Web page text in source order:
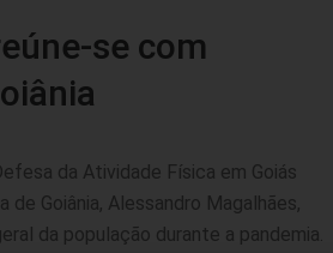
se com
da Atividade Física em Goiás
Goiânia, Alessandro Magalhães,
da população durante a pandemia.